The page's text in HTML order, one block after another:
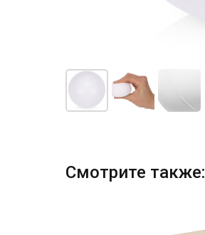
Смотрите также: